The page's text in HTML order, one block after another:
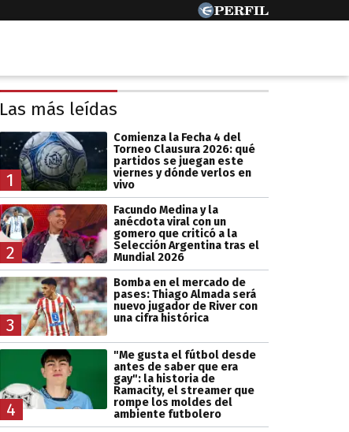
Las más leídas
1
Comienza la Fecha 4 del
Torneo Clausura 2026: qué
partidos se juegan este
viernes y dónde verlos en
vivo
2
Facundo Medina y la
anécdota viral con un
gomero que criticó a la
Selección Argentina tras el
Mundial 2026
3
Bomba en el mercado de
pases: Thiago Almada será
nuevo jugador de River con
una cifra histórica
4
"Me gusta el fútbol desde
antes de saber que era
gay": la historia de
Ramacity, el streamer que
rompe los moldes del
ambiente futbolero